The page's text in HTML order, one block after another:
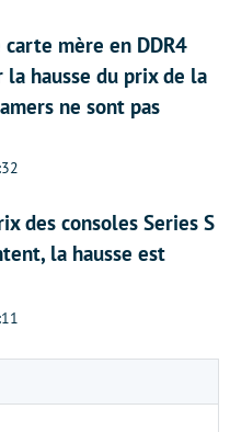
mère en DDR4
la hausse du prix de la
ne sont pas
des consoles Series S
la hausse est